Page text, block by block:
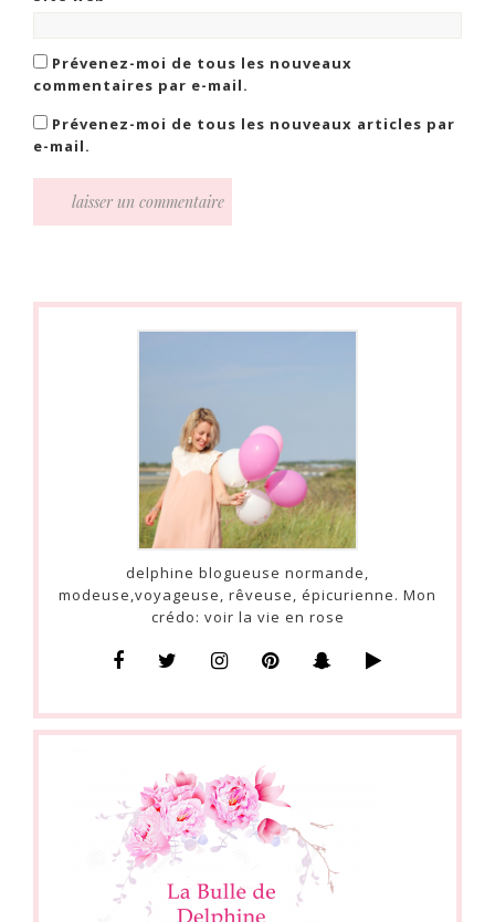
Prévenez-moi de tous les nouveaux
commentaires par e-mail.
Prévenez-moi de tous les nouveaux articles par
e-mail.
delphine blogueuse normande,
modeuse,voyageuse, rêveuse, épicurienne. Mon
crédo: voir la vie en rose